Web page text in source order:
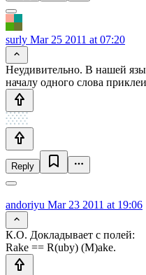
surly Mar 25 2011 at 07:20
Неудивительно. В нашей
началу одного слова
Reply
andoriyu Mar 23 2011 at 19:06
К.О. Докладывает с полей:
Rake == R(uby) (M)ake.